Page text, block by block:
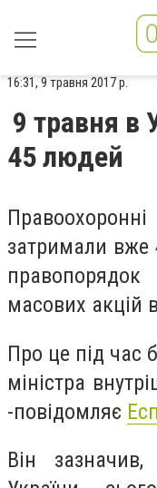
16:31, 9 травня 2017 р.
9 травня в
45 людей
затримали вже
масових акцій
Про це під час
міністра
-повідомляє
Він